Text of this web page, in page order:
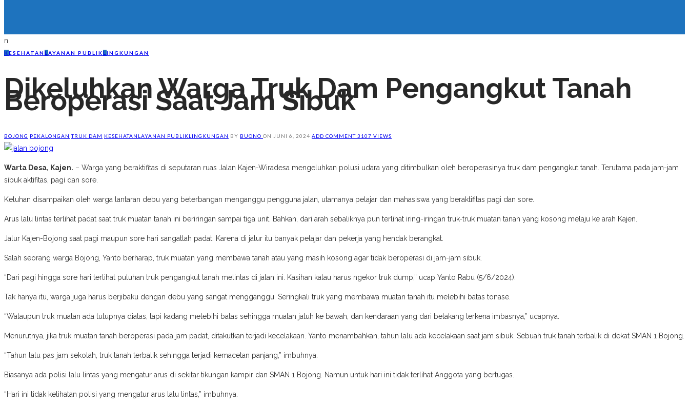
n
KESEHATAN L AYANAN PUBLIKL INGKUNGAN
Dikeluhkan Warga Truk Dam Pengangkut Tanah
Beroperasi Saat Jam Sibuk
BOJONG PEKALONGAN TRUK DAM KESEHATAN LAYANAN PUBLIKLINGKUNGAN BY BUONO ON JUNI 6, 2024 ADD COMMENT 3107 VIEWS
Warta Desa, Kajen. – Warga yang beraktifitas di seputaran ruas Jalan Kajen-Wiradesa mengeluhkan polusi udara yang ditimbulkan oleh beroperasinya truk dam pengangkut tanah. Terutama pada jam-jam
sibuk aktifitas, pagi dan sore.
Keluhan disampaikan oleh warga lantaran debu yang beterbangan menganggu pengguna jalan, utamanya pelajar dan mahasiswa yang beraktifitas pagi dan sore.
Arus lalu lintas terlihat padat saat truk muatan tanah ini beriringan sampai tiga unit. Bahkan, dari arah sebaliknya pun terlihat iring-iringan truk-truk muatan tanah yang kosong melaju ke arah Kajen.
Jalur Kajen-Bojong saat pagi maupun sore hari sangatlah padat. Karena di jalur itu banyak pelajar dan pekerja yang hendak berangkat.
Salah seorang warga Bojong, Yanto berharap, truk muatan yang membawa tanah atau yang masih kosong agar tidak beroperasi di jam-jam sibuk.
“Dari pagi hingga sore hari terlihat puluhan truk pengangkut tanah melintas di jalan ini. Kasihan kalau harus ngekor truk dump,” ucap Yanto Rabu (5/6/2024).
Tak hanya itu, warga juga harus berjibaku dengan debu yang sangat mengganggu. Seringkali truk yang membawa muatan tanah itu melebihi batas tonase.
“Walaupun truk muatan ada tutupnya diatas, tapi kadang melebihi batas sehingga muatan jatuh ke bawah, dan kendaraan yang dari belakang terkena imbasnya,” ucapnya.
Menurutnya, jika truk muatan tanah beroperasi pada jam padat, ditakutkan terjadi kecelakaan. Yanto menambahkan, tahun lalu ada kecelakaan saat jam sibuk. Sebuah truk tanah terbalik di dekat SMAN 1 Bojong.
“Tahun lalu pas jam sekolah, truk tanah terbalik sehingga terjadi kemacetan panjang,” imbuhnya.
Biasanya ada polisi lalu lintas yang mengatur arus di sekitar tikungan kampir dan SMAN 1 Bojong. Namun untuk hari ini tidak terlihat Anggota yang bertugas.
“Hari ini tidak kelihatan polisi yang mengatur arus lalu lintas,” imbuhnya.